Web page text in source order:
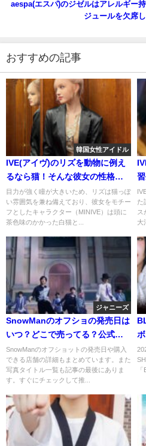
aespa(エスパ)のジゼルはアレルギー
ジュールを欠席
おすすめの記事
韓国女性アイドル
IVE(アイヴ)のリズを動物に例え
るなら猫！そんな彼女の性格や
行動についてまとめてみる！
目力が強く瞳が大きいため、リズは猫っぽ
い雰囲気を兼ね備えており、彼女をモチー
フとしたキャラクター（MINIVE）は頭に
茶色味のかかった白猫と...
た
ス
大
ジャニーズ
SnowManのオフショの発売日は
いつ？どこで売ってる？公式写
真一覧もまとめました！
SnowManのオフショットの発売日や購入
できる店舗の詳細もまとめています。また
写真タイトル一覧も記事の最後にありま
す。すぐにチェックして推...